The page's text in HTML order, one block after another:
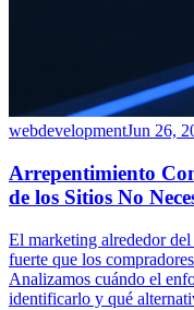
webdevelopmentJun 26,
Arrepentimiento
de los Sitios No
El marketing alrededor
fuerte que los
Analizamos cuándo el
identificarlo y qué